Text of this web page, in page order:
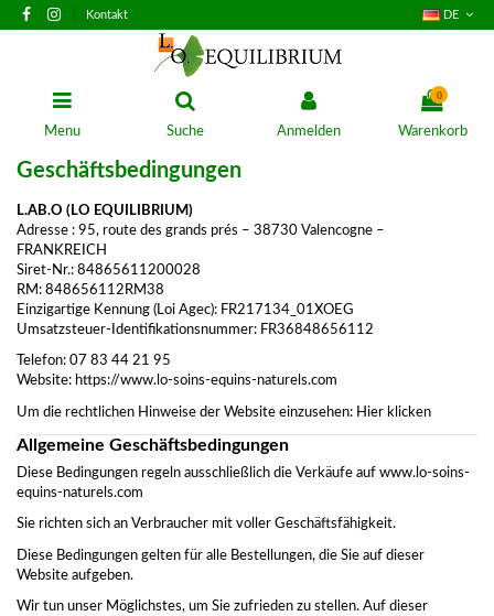
Kontakt DE
Menu Suche Anmelden
0
Warenkorb
Geschäftsbedingungen
L.AB.O (LO EQUILIBRIUM)
Adresse : 95, route des grands prés – 38730 Valencogne –
FRANKREICH
Siret-Nr.: 84865611200028
RM: 848656112RM38
Einzigartige Kennung (Loi Agec): FR217134_01XOEG
Umsatzsteuer-Identifikationsnummer: FR36848656112
Telefon: 07 83 44 21 95
Website: https://www.lo-soins-equins-naturels.com
Um die rechtlichen Hinweise der Website einzusehen: Hier klicken
Allgemeine Geschäftsbedingungen
Diese Bedingungen regeln ausschließlich die Verkäufe auf www.lo-soins-
equins-naturels.com
Sie richten sich an Verbraucher mit voller Geschäftsfähigkeit.
Diese Bedingungen gelten für alle Bestellungen, die Sie auf dieser
Website aufgeben.
Wir tun unser Möglichstes, um Sie zufrieden zu stellen. Auf dieser